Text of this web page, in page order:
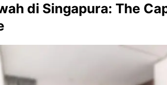
di Singapura: The